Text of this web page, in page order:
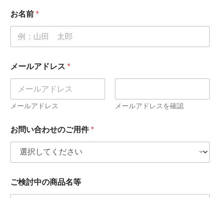
お名前 *
メールアドレス *
メールアドレス メールアドレスを確認
お問い合わせのご用件*
お
問
ご検討中の商品名等